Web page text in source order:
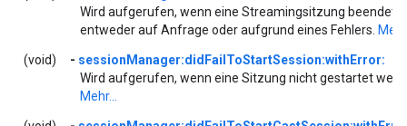
Wird aufgerufen, wenn eine Streamingsitzung beendet
entweder auf Anfrage oder aufgrund eines Fehlers.
(void) - sessionManager:didFailToStartSession:withError:
Wird aufgerufen, wenn eine Sitzung nicht gestartet
Mehr...